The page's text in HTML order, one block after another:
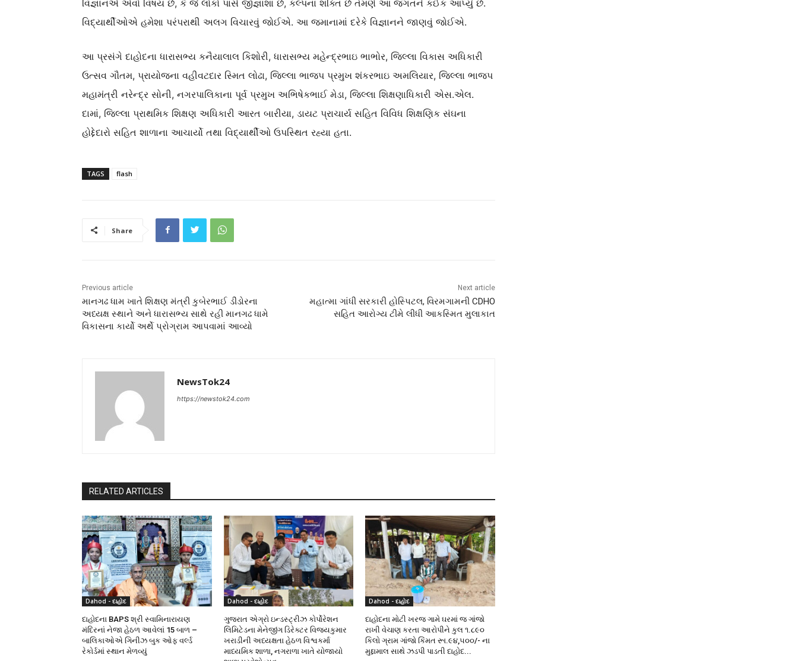
વિજ્ઞાનએ એવો વિષય છે, કે જે લોકો પાસે જીજ્ઞાશા છે, કલ્પના શક્તિ છે તેમણે આ જગતને કઈક આપ્યું છે.
વિદ્યાર્થીઓએ હમેશા પરંપરાથી અલગ વિચારવું જોઈએ. આ જમાનામાં દરેકે વિજ્ઞાનને જાણવું જોઈએ.
આ પ્રસંગે દાહોદના ધારાસભ્ય કનૈયાલાલ કિશોરી, ધારાસભ્ય મહેન્દ્રભાઇ ભાભોર, જિલ્લા વિકાસ અધિકારી
ઉત્સવ ગૌતમ, પ્રાયોજના વહીવટદાર સ્મિત લોઢા, જિલ્લા ભાજપ પ્રમુખ શંકરભાઇ અમલિયાર, જિલ્લા ભાજપ
મહામંત્રી નરેન્દ્ર સોની, નગરપાલિકાના પૂર્વ પ્રમુખ અભિષેકભાઈ મેડા, જિલ્લા શિક્ષણાધિકારી એસ.એલ.
દામાં, જિલ્લા પ્રાથમિક શિક્ષણ અધિકારી આરત બારીયા, ડાયટ પ્રાચાર્ય સહિત વિવિધ શિક્ષણિક સંઘના
હોદ્દેદારો સહિત શાળાના આચાર્યો તથા વિદ્યાર્થીઓ ઉપસ્થિત રહ્યા હતા.
TAGS flash
Share
Previous article
માનગઢ ધામ ખાતે શિક્ષણ મંત્રી કુબેરભાઈ ડીંડોરના
અધ્યક્ષ સ્થાને અને ધારાસભ્ય સાથે રહી માનગઢ ધામે
વિકાસના કાર્યો અર્થે પ્રોગ્રામ આપવામાં આવ્યો
Next article
મહાત્મા ગાંધી સરકારી હોસ્પિટલ, વિરમગામની CDHO
સહિત આરોગ્ય ટીમે લીધી આકસ્મિત મુલાકાત
NewsTok24
https://newstok24.com
RELATED ARTICLES
Dahod - દાહોદ
દાહોદના BAPS શ્રી સ્વામિનારાયણ
મંદિરનાં નેજા હેઠળ આવેલાં 15 બાળ –
બાલિકાઓએ ગિનીઝ બુક ઓફ વર્લ્ડ
રેકોર્ડમાં સ્થાન મેળવ્યું
Dahod - દાહોદ
ગુજરાત એગ્રો ઇન્ડસ્ટ્રીઝ કોર્પોરેશન
લિમિટેડના મેનેજીંગ ડિરેક્ટર વિજયકુમાર
ખરાડીની અધ્યક્ષતા હેઠળ વિશ્વકર્મા
માધ્યમિક શાળા, નગરાળા ખાતે યોજાયો
Dahod - દાહોદ
દાહોદના મોટી ખરજ ગામે ઘરમાં જ ગાંજો
રાખી વેચાણ કરતા આરોપીને કુલ ૧.૮૯૦
કિલો ગ્રામ ગાંજો કિંમત રૂા.૯૪,૫૦૦/- ના
મુદ્દામાલ સાથે ઝડપી પાડતી દાહોદ...